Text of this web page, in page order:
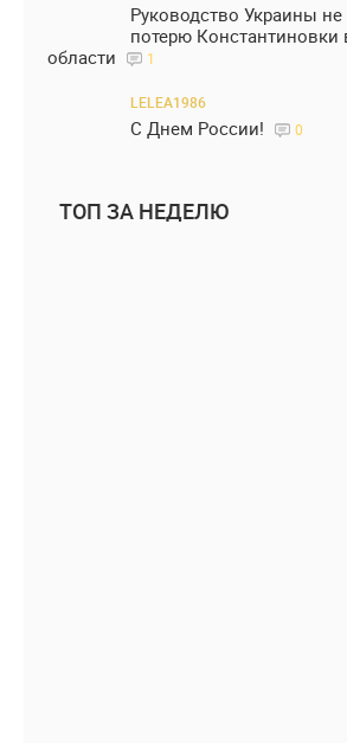
Руководство Украины не
потерю Константиновки
области
1
LELEA1986
С Днем России! 0
ТОП ЗА НЕДЕЛЮ